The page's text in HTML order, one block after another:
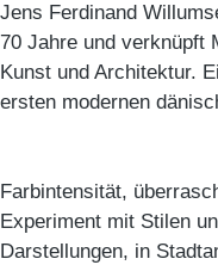
Jens Ferdinand
70 Jahre und verknüpft
Kunst und Architektur.
ersten modernen
Farbintensität,
Experiment mit Stilen
Darstellungen, in